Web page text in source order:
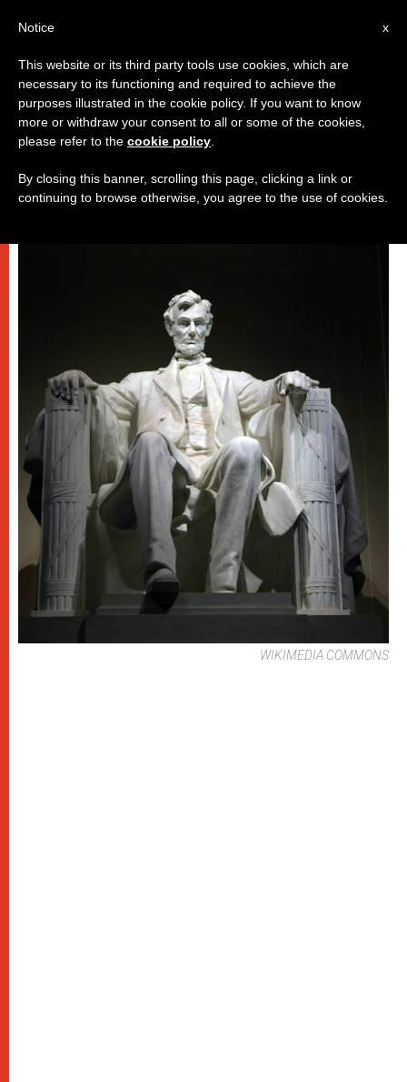
DICASTERI
WIKIMEDIA COMMONS
x
Notice
This website or its third party tools use cookies, which are
necessary to its functioning and required to achieve the
purposes illustrated in the cookie policy. If you want to know
more or withdraw your consent to all or some of the cookies,
please refer to the cookie policy
By closing this banner, scrolling this page, clicking a link or
continuing to browse otherwise, you agree to the use of cookies.